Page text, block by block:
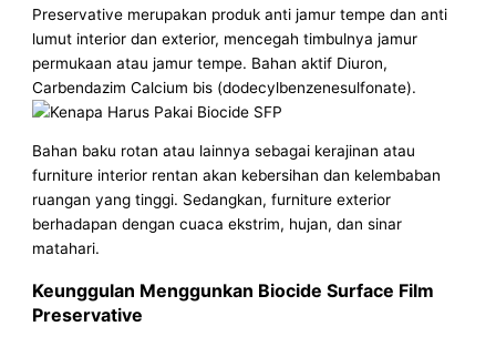
Preservative merupakan produk anti jamur tempe dan anti
lumut interior dan exterior, mencegah timbulnya jamur
permukaan atau jamur tempe. Bahan aktif Diuron,
Carbendazim Calcium bis (dodecylbenzenesulfonate).
Bahan baku rotan atau lainnya sebagai kerajinan atau
furniture interior rentan akan kebersihan dan kelembaban
ruangan yang tinggi. Sedangkan, furniture exterior
berhadapan dengan cuaca ekstrim, hujan, dan sinar
matahari.
Keunggulan Menggunkan Biocide Surface Film
Preservative